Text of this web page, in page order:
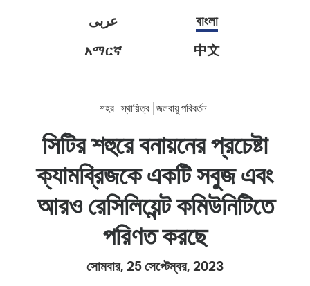
عربى
বাংলা
አማርኛ
中文
শহর স্থায়িত্ব জলবায়ু পরিবর্তন
সিটির শহুরে বনায়নের প্রচেষ্টা
ক্যামব্রিজকে একটি সবুজ এবং
আরও রেসিলিয়েন্ট কমিউনিটিতে
পরিণত করছে
সোমবার, 25 সেপ্টেম্বর, 2023